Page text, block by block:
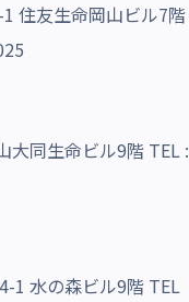
住友生命岡山ビル7階
大同生命ビル9階 TEL :
1 水の森ビル9階 TEL